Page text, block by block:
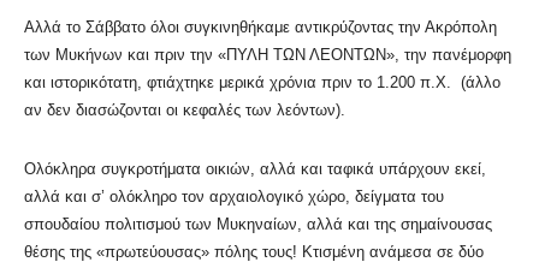
Αλλά το Σάββατο όλοι συγκινηθήκαμε αντικρύζοντας την Ακρόπολη
των Μυκήνων και πριν την «ΠΥΛΗ ΤΩΝ ΛΕΟΝΤΩΝ», την πανέμορφη
και ιστορικότατη, φτιάχτηκε μερικά χρόνια πριν το 1.200 π.Χ. (άλλο
αν δεν διασώζονται οι κεφαλές των λεόντων).
Ολόκληρα συγκροτήματα οικιών, αλλά και ταφικά υπάρχουν εκεί,
αλλά και σ’ ολόκληρο τον αρχαιολογικό χώρο, δείγματα του
σπουδαίου πολιτισμού των Μυκηναίων, αλλά και της σημαίνουσας
θέσης της «πρωτεύουσας» πόλης τους! Κτισμένη ανάμεσα σε δύο